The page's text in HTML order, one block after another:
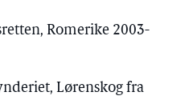
Romerike 2003-
Lørenskog fra